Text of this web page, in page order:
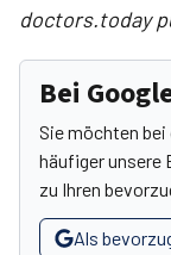
doctors.today
Bei
Sie möchten
häufiger unsere
zu Ihren
Als